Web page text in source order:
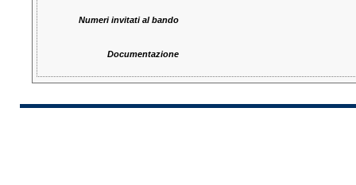
Numeri invitati al bando
Documentazione